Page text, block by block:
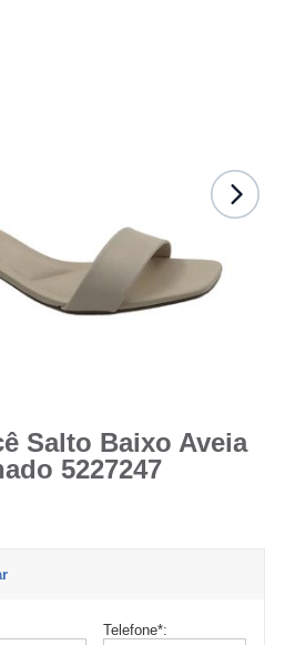
Salto Baixo Aveia
5227247
Telefone*: